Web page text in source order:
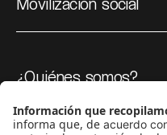
¿Quiénes somos?
Podcasts
Ediciones especiales